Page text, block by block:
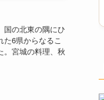
国の北東の隅にひ
6県からなるこ
。宮城の料理、秋